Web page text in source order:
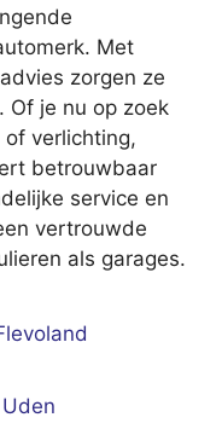
Met
zorgen ze
Of je nu op zoek
verlichting,
betrouwbaar
service en
vertrouwde
als garages.